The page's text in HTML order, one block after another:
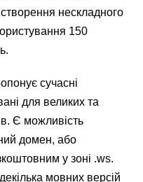
нескладного
150
сучасні
для великих та
Є можливість
домен, або
у зоні .ws.
мовних версій